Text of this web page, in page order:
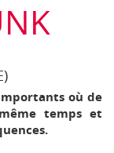
où de
temps et